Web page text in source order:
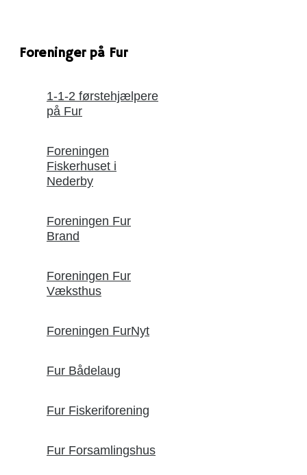
Foreninger på Fur
1-1-2 førstehjælpere
på Fur
Foreningen
Fiskerhuset i
Nederby
Foreningen Fur
Brand
Foreningen Fur
Væksthus
Foreningen FurNyt
Fur Bådelaug
Fur Fiskeriforening
Fur Forsamlingshus